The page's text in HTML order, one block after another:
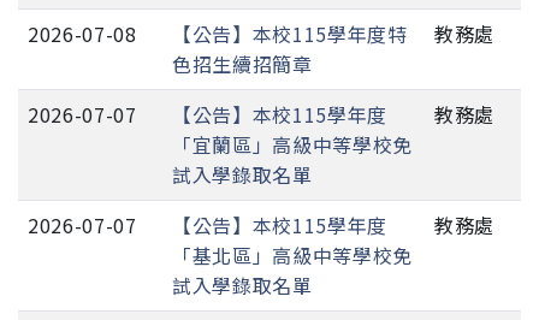
2026-07-08
【公告】本校115學年度特
色招生續招簡章
教務處
2026-07-07
【公告】本校115學年度
「宜蘭區」高級中等學校免
試入學錄取名單
教務處
2026-07-07
【公告】本校115學年度
「基北區」高級中等學校免
試入學錄取名單
教務處